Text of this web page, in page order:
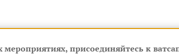
присоединяйтесь к